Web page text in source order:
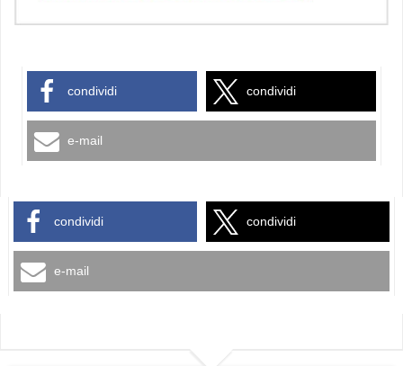
condividi condividi
e-mail
condividi condividi
e-mail